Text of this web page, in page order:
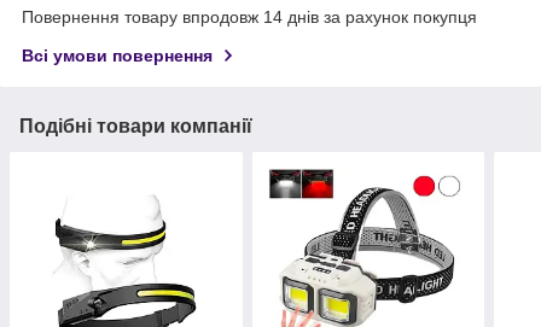
Повернення товару впродовж 14 днів за рахунок покупця
Всі умови повернення
Подібні товари компанії